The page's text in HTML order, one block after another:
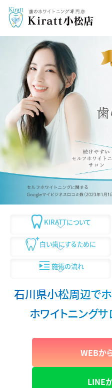
KIRATTについて
白い歯にするために
施術の流れ
石川県小松周辺でホ
ホワイトニング
WEBか
LINE